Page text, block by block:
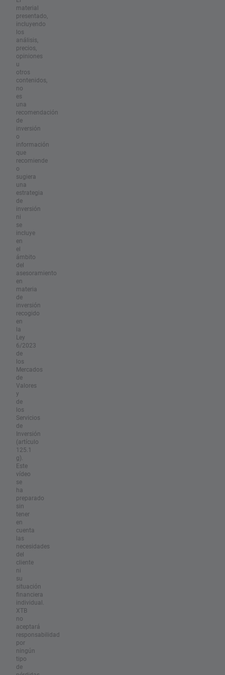
material
presentado,
incluyendo
los
análisis,
precios,
opiniones
u
otros
contenidos,
no
es
una
recomendación
de
inversión
o
información
que
recomiende
o
sugiera
una
estrategia
de
inversión
ni
se
incluye
en
el
ámbito
del
asesoramiento
en
materia
de
inversión
recogido
en
la
Ley
6/2023
de
los
Mercados
de
Valores
y
de
los
Servicios
de
Inversión
(artículo
125.1
g).
Este
vídeo
se
ha
preparado
sin
tener
en
cuenta
las
necesidades
del
cliente
ni
su
situación
financiera
individual.
XTB
no
aceptará
responsabilidad
por
ningún
tipo
de